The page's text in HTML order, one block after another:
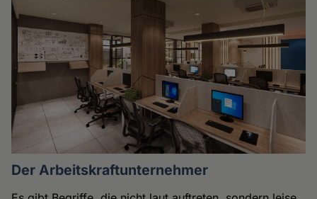
Der Arbeitskraftunternehmer